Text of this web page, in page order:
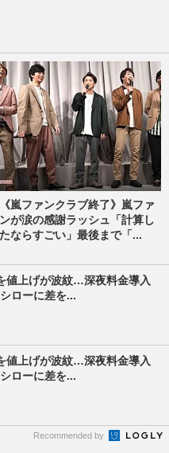
《嵐ファンクラブ終了》嵐ファ
ンが涙の感謝ラッシュ「計算し
たならすごい」最後まで「...
値上げが波紋…深夜料金導入
ローに差を...
値上げが波紋…深夜料金導入
ローに差を...
Recommended by